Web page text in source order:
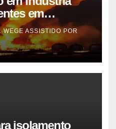
em
SP
WEGE ASSISTIDO POR
isolamento